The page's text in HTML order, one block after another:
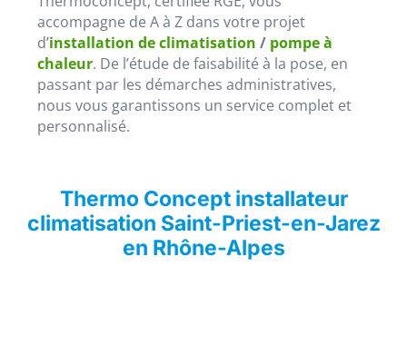
accompagne de A à Z dans votre projet
d’installation de climatisation / pompe à
chaleur. De l’étude de faisabilité à la pose, en
passant par les démarches administratives,
nous vous garantissons un service complet et
personnalisé.
Thermo Concept installateur
climatisation Saint-Priest-en-Jarez
en Rhône-Alpes